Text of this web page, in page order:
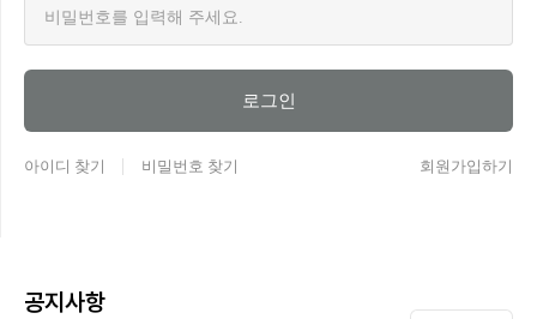
로그인
아이디 찾기 비밀번호 찾기 회원가입하기
공지사항